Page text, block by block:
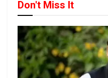
Don't Miss It